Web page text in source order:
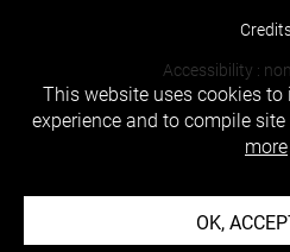
Accessibility :
This website uses cookies
experience and to compile
more
OK,